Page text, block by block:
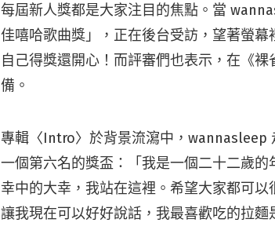
每屆新人獎都是大家注目的焦點。當
佳嘻哈歌曲獎」，正在後台受訪，望著螢
自己得獎還開心！而評審們也表示，在《
備。
專輯〈Intro〉於背景流瀉中，wannasleep
一個第六名的獎盃：「我是一個二十二歲
幸中的大幸，我站在這裡。希望大家都可
讓我現在可以好好說話，我最喜歡吃的拉麵